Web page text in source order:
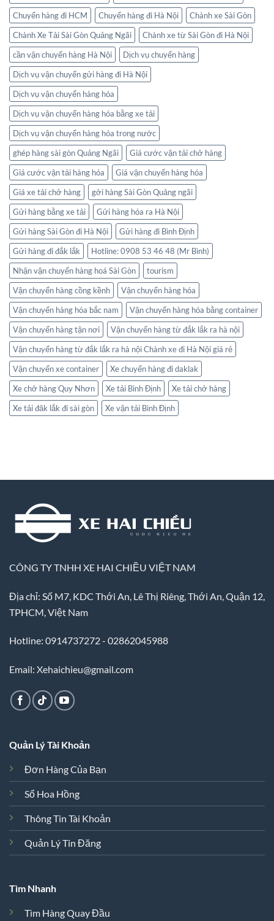
Chuyển hàng đi HCM
Chuyển hàng đi Hà Nội
Chành xe Sài Gòn
Chành Xe Tải Sài Gòn Quảng Ngãi
Chành xe từ Sài Gòn đi Hà Nội
cần vận chuyển hàng Hà Nội
Dịch vụ chuyển hàng
Dịch vụ vận chuyển gửi hàng đi Hà Nội
Dịch vụ vận chuyển hàng hóa
Dịch vụ vận chuyển hàng hóa bằng xe tải
Dịch vụ vận chuyển hàng hóa trong nước
ghép hàng sài gòn Quảng Ngãi
Giá cước vận tải chở hàng
Giá cước vận tải hàng hóa
Giá vận chuyển hàng hóa
Giá xe tải chở hàng
gởi hàng Sài Gòn Quảng ngãi
Gửi hàng bằng xe tải
Gửi hàng hóa ra Hà Nội
Gửi hàng Sài Gòn đi Hà Nội
Gửi hàng đi Bình Định
Gửi hàng đi đắk lắk
Hotline: 0908 53 46 48 (Mr Bình)
Nhận vận chuyển hàng hoá Sài Gòn
tourism
Vận chuyển hàng cồng kềnh
Vận chuyển hàng hóa
Vận chuyển hàng hóa bắc nam
Vận chuyển hàng hóa bằng container
Vận chuyển hàng tận nơi
Vận chuyển hàng từ đắk lắk ra hà nội
Vận chuyển hàng từ đắk lắk ra hà nội Chành xe đi Hà Nội giá rẻ
Vận chuyển xe container
Xe chuyển hàng đi daklak
Xe chở hàng Quy Nhơn
Xe tải Bình Định
Xe tải chở hàng
Xe tải đăk lắk đi sài gòn
Xe vận tải Bình Định
CÔNG TY TNHH XE HAI CHIỀU VIỆT NAM
Địa chỉ: Số M7, KDC Thới An, Lê Thị Riêng, Thới An, Quận 12,
TPHCM, Việt Nam
Hotline: 0914737272 - 02862045988
Email: Xehaichieu@gmail.com
Quản Lý Tài Khoản
Đơn Hàng Của Bạn
Sổ Hoa Hồng
Thông Tin Tài Khoản
Quản Lý Tin Đăng
Tìm Nhanh
Tìm Hàng Quay Đầu